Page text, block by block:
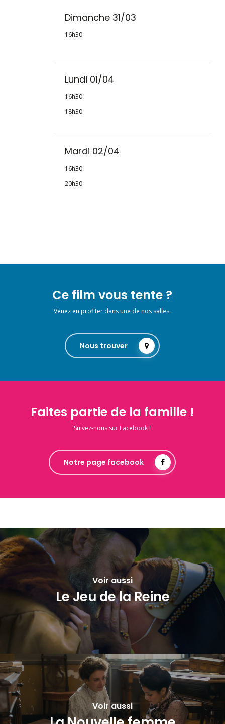
Dimanche 31/03
16h30
Lundi 01/04
16h30
18h30
Mardi 02/04
16h30
20h30
Ce film vous tente ?
Venez en profiter dans une de nos salles.
Nous trouver
Faites partie de la famille !
Suivez-nous sur Facebook !
Notre page facebook
Voir aussi
Le Jeu de la Reine
Voir aussi